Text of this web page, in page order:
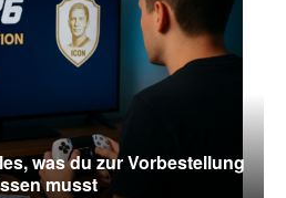
was du zur Vorbestellung
musst